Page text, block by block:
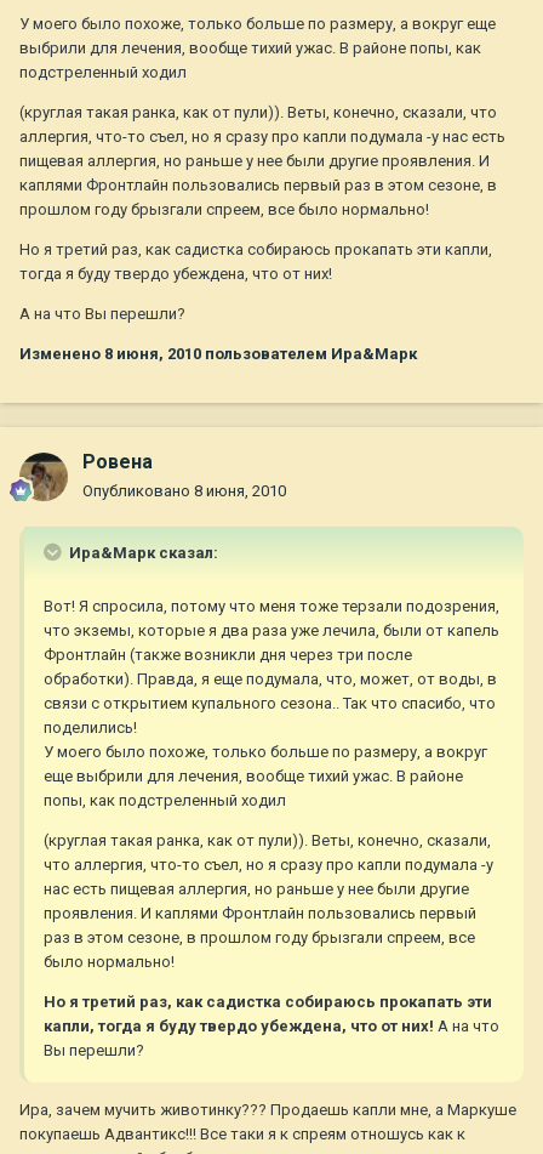
У моего было похоже, только больше по размеру, а вокруг еще
выбрили для лечения, вообще тихий ужас. В районе попы, как
подстреленный ходил
(круглая такая ранка, как от пули)). Веты, конечно, сказали, что
аллергия, что-то съел, но я сразу про капли подумала -у нас есть
пищевая аллергия, но раньше у нее были другие проявления. И
каплями Фронтлайн пользовались первый раз в этом сезоне, в
прошлом году брызгали спреем, все было нормально!
Но я третий раз, как садистка собираюсь прокапать эти капли,
тогда я буду твердо убеждена, что от них!
А на что Вы перешли?
Изменено 8 июня, 2010 пользователем Ира&Марк
Ровена
Опубликовано 8 июня, 2010
Ира&Марк сказал:
Вот! Я спросила, потому что меня тоже терзали подозрения,
что экземы, которые я два раза уже лечила, были от капель
Фронтлайн (также возникли дня через три после
обработки). Правда, я еще подумала, что, может, от воды, в
связи с открытием купального сезона.. Так что спасибо, что
поделились!
У моего было похоже, только больше по размеру, а вокруг
еще выбрили для лечения, вообще тихий ужас. В районе
попы, как подстреленный ходил
(круглая такая ранка, как от пули)). Веты, конечно, сказали,
что аллергия, что-то съел, но я сразу про капли подумала -у
нас есть пищевая аллергия, но раньше у нее были другие
проявления. И каплями Фронтлайн пользовались первый
раз в этом сезоне, в прошлом году брызгали спреем, все
было нормально!
Но я третий раз, как садистка собираюсь прокапать эти
капли, тогда я буду твердо убеждена, что от них! А на что
Вы перешли?
Ира, зачем мучить животинку??? Продаешь капли мне, а Маркуше
покупаешь Адвантикс!!! Все таки я к спреям отношусь как к